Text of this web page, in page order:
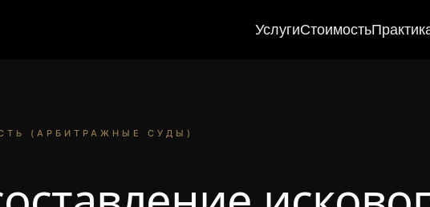
УслугиСтоимость
(АРБИТРАЖНЫЕ СУДЫ)